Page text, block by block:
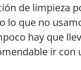
de limpieza
lo que no
hay que
ir con